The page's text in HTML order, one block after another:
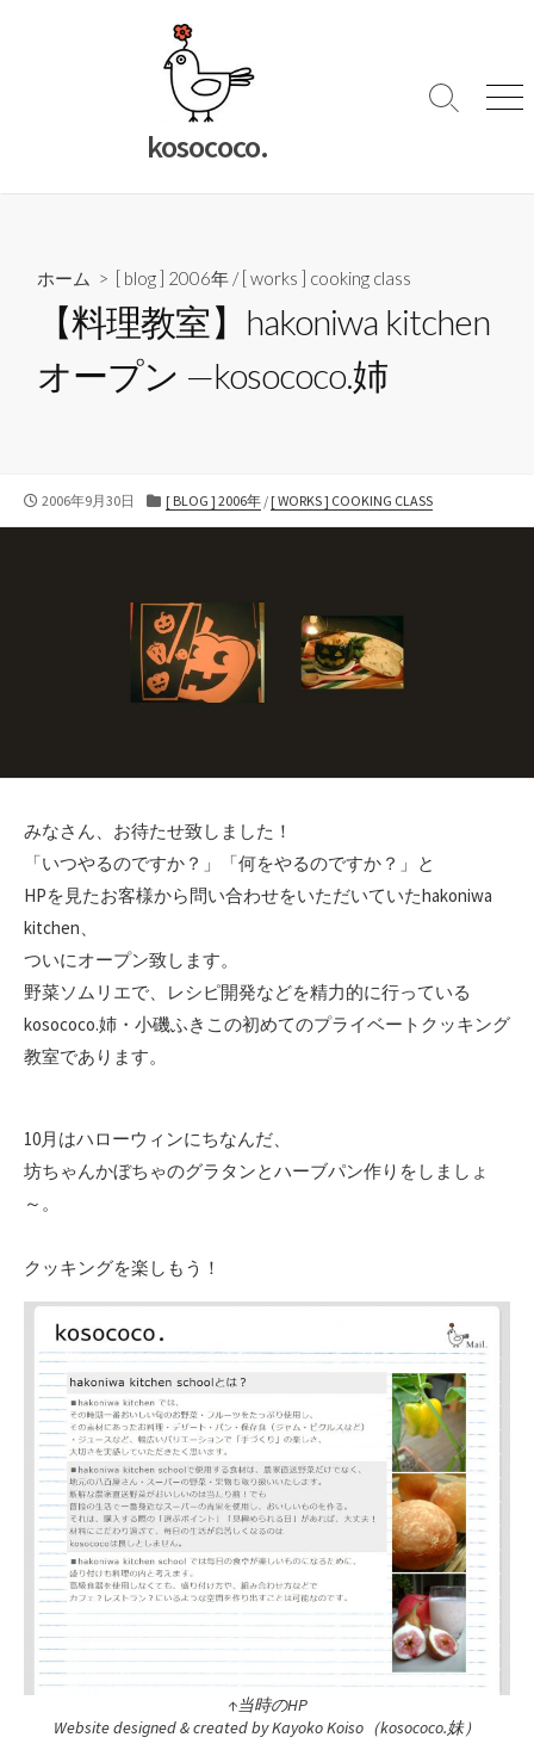
ス
kosococo.
検
メ
ホーム > [ blog ] 2006年 / [ works ] cooking class
【料理教室】hakoniwa kitchen
オープン —kosococo.姉
公
2006年9月30日
カ
[ BLOG ] 2006年/ [ WORKS ] COOKING CLASS
みなさん、お待たせ致しました！
「いつやるのですか？」「何をやるのですか？」と
HPを見たお客様から問い合わせをいただいていたhakoniwa
kitchen、
ついにオープン致します。
野菜ソムリエで、レシピ開発などを精力的に行っている
kosococo.姉・小磯ふきこの初めてのプライベートクッキング
教室であります。
10月はハローウィンにちなんだ、
坊ちゃんかぼちゃのグラタンとハーブパン作りをしましょ
～。
クッキングを楽しもう！
↑当時のHP
Website designed & created by Kayoko Koiso（kosococo.妹）